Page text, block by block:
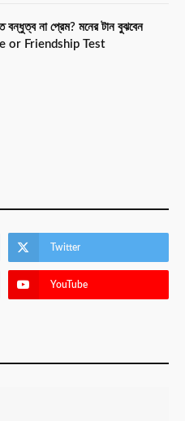
বন্ধুত্ব না প্রেম? মনের টান বুঝবেন
or Friendship Test
Twitter
YouTube